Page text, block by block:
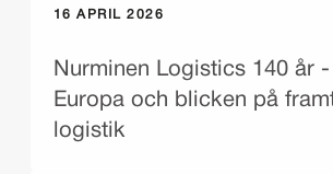
16 APRIL 2026
Nurminen Logistics 140 år
Europa och blicken på
logistik